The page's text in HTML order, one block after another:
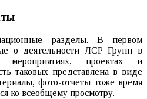
разделы. В первом
о деятельности ЛСР Групп в
проектах и
таковых представлена в виде
фото-отчеты тоже время
ко всеобщему просмотру.